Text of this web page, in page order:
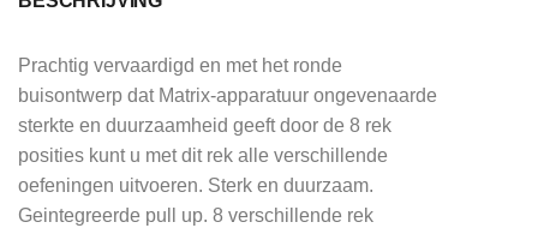
Prachtig vervaardigd en met het ronde
buisontwerp dat Matrix-apparatuur ongevenaarde
sterkte en duurzaamheid geeft door de 8 rek
posities kunt u met dit rek alle verschillende
oefeningen uitvoeren. Sterk en duurzaam.
Geintegreerde pull up. 8 verschillende rek